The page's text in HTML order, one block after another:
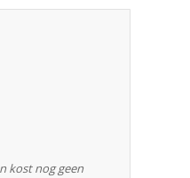
kost nog geen